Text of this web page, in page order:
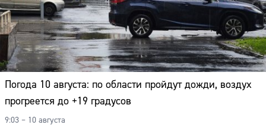
Погода 10 августа: по области пройдут дожди, воздух
прогреется до +19 градусов
9:03 – 10 августа